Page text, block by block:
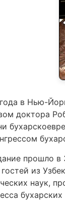
в Нью-
доктора
прошло
из
наук,